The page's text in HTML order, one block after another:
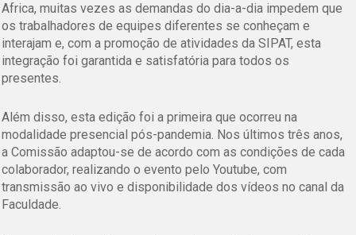
Africa, muitas vezes as demandas do dia-a-dia impedem que
os trabalhadores de equipes diferentes se conheçam e
interajam e, com a promoção de atividades da SIPAT, esta
integração foi garantida e satisfatória para todos os
presentes.
Além disso, esta edição foi a primeira que ocorreu na
modalidade presencial pós-pandemia. Nos últimos três anos,
a Comissão adaptou-se de acordo com as condições de cada
colaborador, realizando o evento pelo Youtube, com
transmissão ao vivo e disponibilidade dos vídeos no canal da
Faculdade.